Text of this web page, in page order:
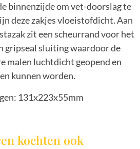
binnenzijde om vet-doorslag te
deze zakjes vloeistofdicht. Aan
zit een scheurrand voor het
gripseal sluiting waardoor de
malen luchtdicht geopend en
kunnen worden.
131x223x55mm
kochten ook